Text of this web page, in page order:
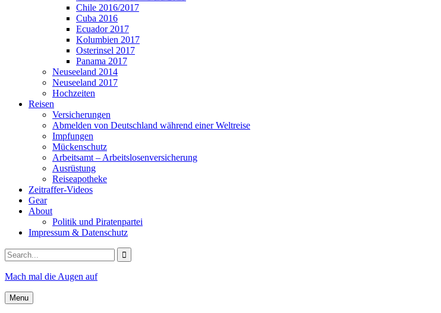
Chile 2016/2017
Cuba 2016
Ecuador 2017
Kolumbien 2017
Osterinsel 2017
Panama 2017
Neuseeland 2014
Neuseeland 2017
Hochzeiten
Reisen
Versicherungen
Abmelden von Deutschland während einer Weltreise
Impfungen
Mückenschutz
Arbeitsamt – Arbeitslosenversicherung
Ausrüstung
Reiseapotheke
Zeitraffer-Videos
Gear
About
Politik und Piratenpartei
Impressum & Datenschutz
Search
for:
Mach mal die Augen auf
Menu